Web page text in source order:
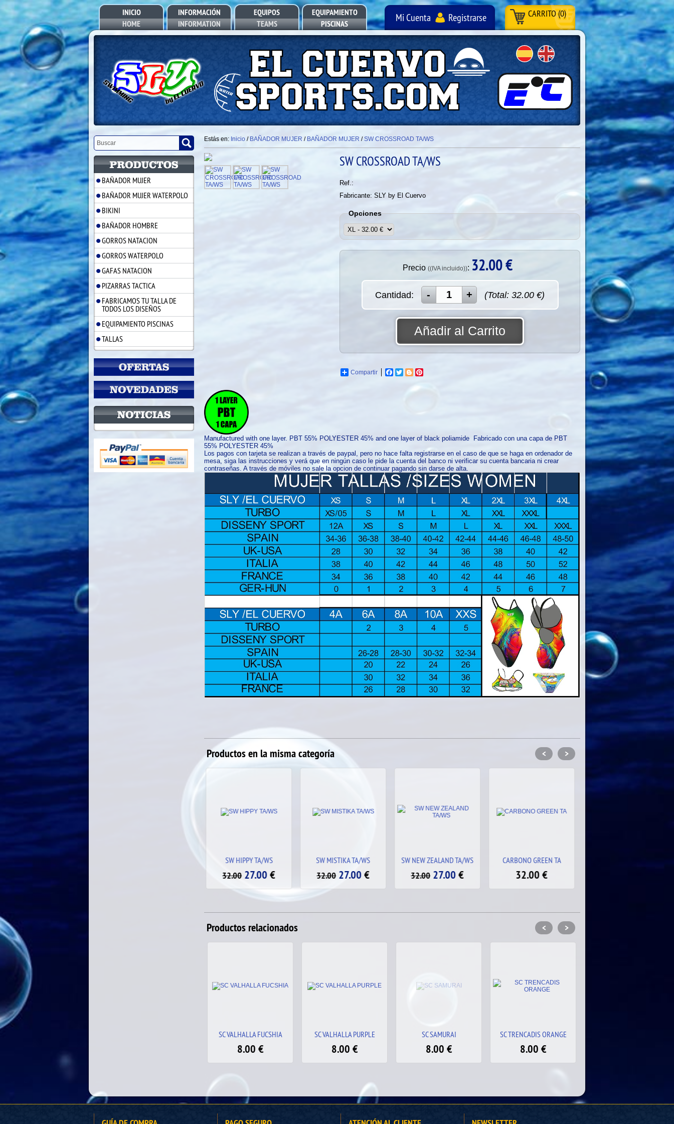
INICIO
HOME
INFORMACIÓN
INFORMATION
EQUIPOS
TEAMS
EQUIPAMIENTO
PISCINAS
POOL EQUIPMENT
Mi Cuenta Registrarse CARRITO (0)
BAÑADOR MUJER
BAÑADOR MUJER WATERPOLO
BIKINI
BAÑADOR HOMBRE
GORROS NATACION
GORROS WATERPOLO
GAFAS NATACION
PIZARRAS TACTICA
FABRICAMOS TU TALLA DE
TODOS LOS DISEÑOS
EQUIPAMIENTO PISCINAS
TALLAS
Estás en: Inicio / BAÑADOR MUJER / BAÑADOR MUJER /SW CROSSROAD TA/WS
SW CROSSROAD TA/WS
Ref.:
Fabricante: SLY by El Cuervo
Opciones
Precio ((IVA incluido)): 32.00€
Cantidad: (Total: 32.00€)
Añadir al Carrito
Compartir Facebook
TwitterBlogger
Manufactured with one layer. PBT 55% POLYESTER 45% and one layer of black poliamide Fabricado con una capa de PBT
55% POLYESTER 45%
Los pagos con tarjeta se realizan a través de paypal, pero no hace falta registrarse en el caso de que se haga en ordenador de
mesa, siga las instrucciones y verá que en ningún caso le pide la cuenta del banco ni verificar su cuenta bancaria ni crear
contraseñas. A través de móviles no sale la opcion de continuar pagando sin darse de alta.
Productos en la misma categoría
SW MISTIKA TA/WS
32.00 27.00€
SW NEW ZEALAND TA/WS
32.00 27.00€
CARBONO GREEN TA
32.00€
SW SHE TA/WS
32.00 27.00
< >
Productos relacionados
SC VALHALLA PURPLE
8.00 €
SC SAMURAI
8.00 €
SC TRENCADIS ORANGE
8.00 €
SILICONE SLY COLORS
5.00 €
< >